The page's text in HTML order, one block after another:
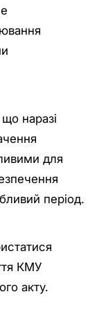
наразі
для
період.
КМУ
акту.